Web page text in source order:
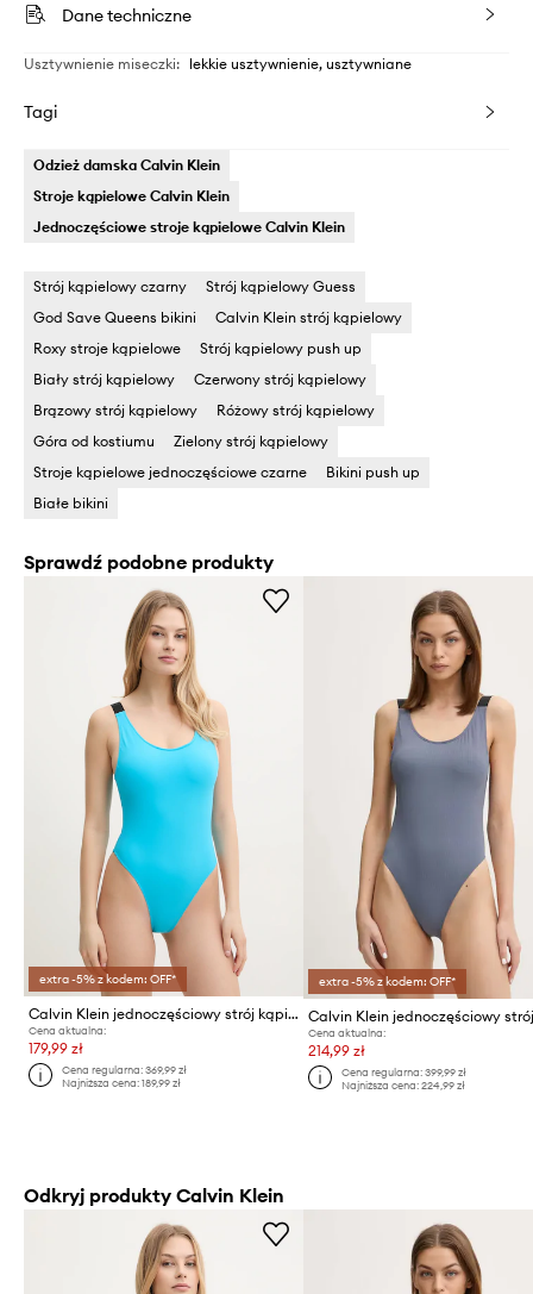
Dane techniczne
Usztywnienie miseczki: lekkie usztywnienie, usztywniane
Tagi
Odzież damska Calvin Klein
Stroje kąpielowe Calvin Klein
Jednoczęściowe stroje kąpielowe Calvin Klein
Strój kąpielowy czarny
Strój kąpielowy Guess
God Save Queens bikini
Calvin Klein strój kąpielowy
Roxy stroje kąpielowe
Strój kąpielowy push up
Biały strój kąpielowy
Czerwony strój kąpielowy
Brązowy strój kąpielowy
Różowy strój kąpielowy
Góra od kostiumu
Zielony strój kąpielowy
Stroje kąpielowe jednoczęściowe czarne
Bikini push up
Białe bikini
Sprawdź podobne produkty
extra -5% z kodem: OFF*
Calvin Klein jednoczęściowy strój kąpielowy
Cena aktualna:
179,99 zł
Cena regularna:369,99 zł
Najniższa cena:189,99 zł
extra -5% z kodem: OFF*
Cena aktualna:
214,99 zł
Cena regularna: 399,99 zł
Najniższa cena: 224,99 zł
Odkryj produkty Calvin Klein